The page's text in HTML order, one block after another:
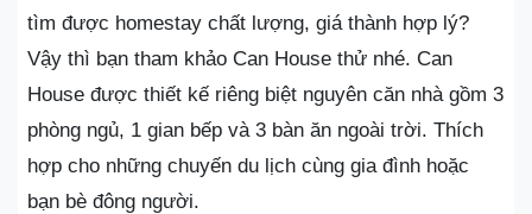
tìm được homestay chất lượng, giá thành hợp lý?
Vậy thì bạn tham khảo Can House thử nhé. Can
House được thiết kế riêng biệt nguyên căn nhà gồm 3
phòng ngủ, 1 gian bếp và 3 bàn ăn ngoài trời. Thích
hợp cho những chuyến du lịch cùng gia đình hoặc
bạn bè đông người.